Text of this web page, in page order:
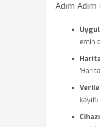
Adım
emin